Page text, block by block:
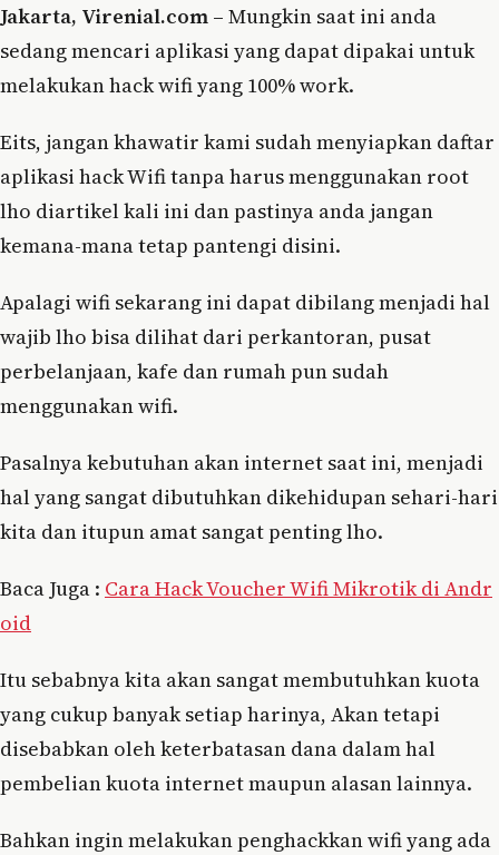
Jakarta, Virenial.com – Mungkin saat ini anda
sedang mencari aplikasi yang dapat dipakai untuk
melakukan hack wifi yang 100% work.
Eits, jangan khawatir kami sudah menyiapkan daftar
aplikasi hack Wifi tanpa harus menggunakan root
lho diartikel kali ini dan pastinya anda jangan
kemana-mana tetap pantengi disini.
Apalagi wifi sekarang ini dapat dibilang menjadi hal
wajib lho bisa dilihat dari perkantoran, pusat
perbelanjaan, kafe dan rumah pun sudah
menggunakan wifi.
Pasalnya kebutuhan akan internet saat ini, menjadi
hal yang sangat dibutuhkan dikehidupan sehari-hari
kita dan itupun amat sangat penting lho.
Baca Juga : Cara Hack Voucher Wifi Mikrotik di Andr
oid
Itu sebabnya kita akan sangat membutuhkan kuota
yang cukup banyak setiap harinya, Akan tetapi
disebabkan oleh keterbatasan dana dalam hal
pembelian kuota internet maupun alasan lainnya.
Bahkan ingin melakukan penghackkan wifi yang ada